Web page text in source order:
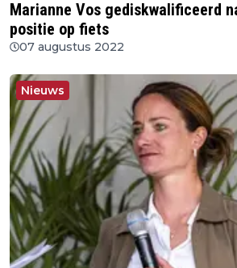
Marianne Vos gediskwalificeerd
positie op fiets
07 augustus 2022
Nieuws